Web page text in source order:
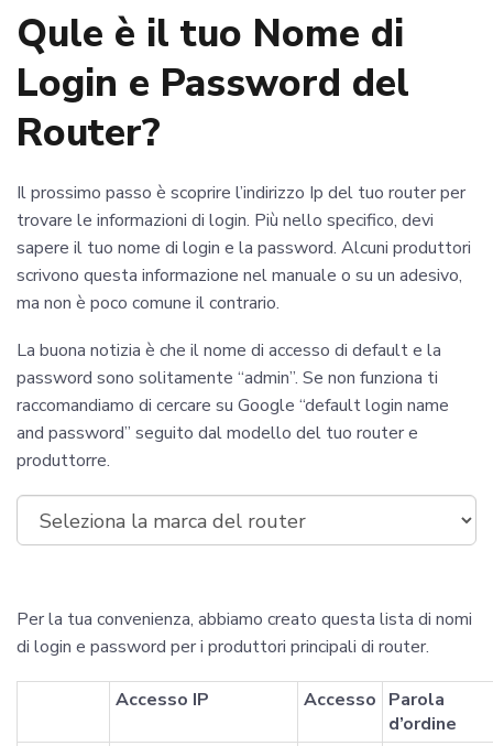
Qule è il tuo Nome di
Login e Password del
Router?
Il prossimo passo è scoprire l’indirizzo Ip del tuo router per
trovare le informazioni di login. Più nello specifico, devi
sapere il tuo nome di login e la password. Alcuni produttori
scrivono questa informazione nel manuale o su un adesivo,
ma non è poco comune il contrario.
La buona notizia è che il nome di accesso di default e la
password sono solitamente “admin”. Se non funziona ti
raccomandiamo di cercare su Google “default login name
and password” seguito dal modello del tuo router e
produttorre.
Per la tua convenienza, abbiamo creato questa lista di nomi
di login e password per i produttori principali di router.
Accesso IP Accesso Parola
d’ordine